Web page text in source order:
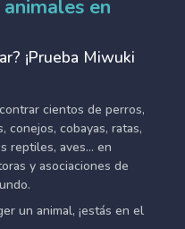
en
¡Prueba Miwuki
cientos de perros,
conejos, cobayas, ratas,
reptiles, aves... en
y asociaciones de
un animal, ¡estás en el